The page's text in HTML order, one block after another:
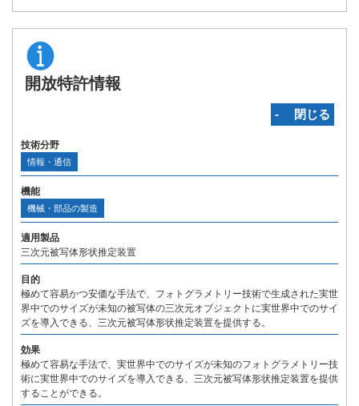
開放特許情報
‐ 閉じる
技術分野
情報・通信
機能
機械・部品の製造
適用製品
三次元被写体形状推定装置
目的
極めて容易かつ安価な手法で、フォトグラメトリー技術で生成された実世
界中でのサイズが未知の被写体の三次元オブジェクトに実世界中でのサイ
ズを導入できる、三次元被写体形状推定装置を提供する。
効果
極めて容易な手法で、実世界中でのサイズが未知のフォトグラメトリー技
術に実世界中でのサイズを導入できる、三次元被写体形状推定装置を提供
することができる。